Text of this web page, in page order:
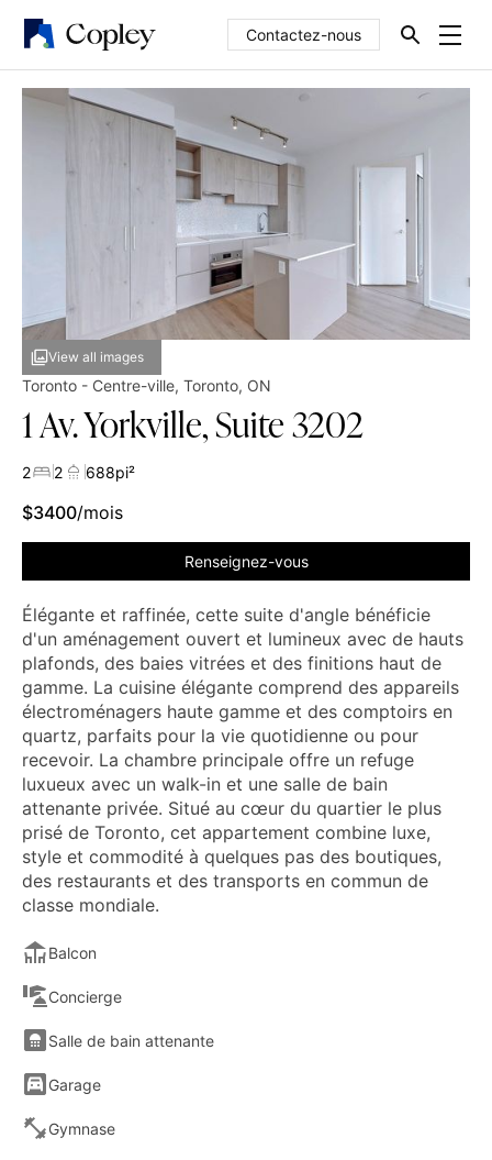
Contactez-nous
View all images
Toronto - Centre-ville, Toronto, ON
1 Av. Yorkville, Suite 3202
2 2 688pi²
$3400/mois
Renseignez-vous
Élégante et raffinée, cette suite d'angle bénéficie
d'un aménagement ouvert et lumineux avec de hauts
plafonds, des baies vitrées et des finitions haut de
gamme. La cuisine élégante comprend des appareils
électroménagers haute gamme et des comptoirs en
quartz, parfaits pour la vie quotidienne ou pour
recevoir. La chambre principale offre un refuge
luxueux avec un walk-in et une salle de bain
attenante privée. Situé au cœur du quartier le plus
prisé de Toronto, cet appartement combine luxe,
style et commodité à quelques pas des boutiques,
des restaurants et des transports en commun de
classe mondiale.
Balcon
Concierge
Salle de bain attenante
Garage
Gymnase